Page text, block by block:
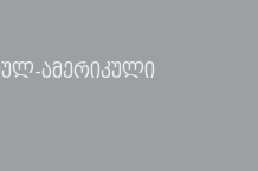
ამერიკული